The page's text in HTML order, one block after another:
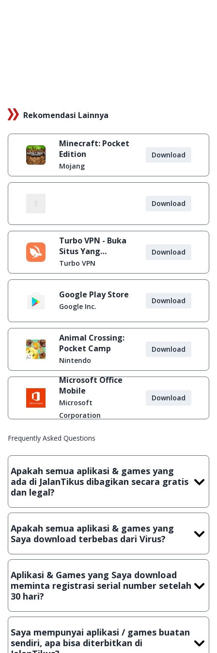
Rekomendasi Lainnya
Minecraft: Pocket
Edition
Mojang
Download
Download
Turbo VPN - Buka
Situs Yang
Diblokir
Turbo VPN
Download
Google Play Store
Google Inc.
Download
Animal Crossing:
Pocket Camp
Nintendo
Download
Microsoft Office
Mobile
Microsoft
Corporation
Download
Frequently Asked Questions
Apakah semua aplikasi & games yang
ada di JalanTikus dibagikan secara gratis
dan legal?
Ya, JalanTikus hanya membagikan aplikasi & games yang
crack, patch atau semacamnya.
Apakah semua aplikasi & games yang
Saya download terbebas dari Virus?
Ya, JalanTikus selalu melakukan scanning dengan 3 jenis
suatu aplikasi atau games, sehingga bisa dijamin 100%
terbebas dari virus.
Aplikasi & Games yang Saya download
meminta registrasi serial number setelah
30 hari?
Meskipun dibagikan secara gratis, namun ada beberapa
hanya bisa digunakan dalam jangka waktu tertentu dan jika
ingin lanjut menggunakannya kamu harus membeli lisensi
Saya mempunyai aplikasi / games buatan
sendiri, apa bisa diterbitkan di